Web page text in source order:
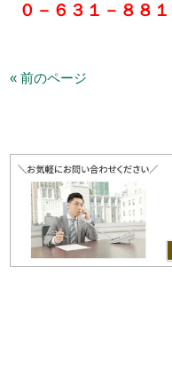
０－６３１－８８１
« 前のページ